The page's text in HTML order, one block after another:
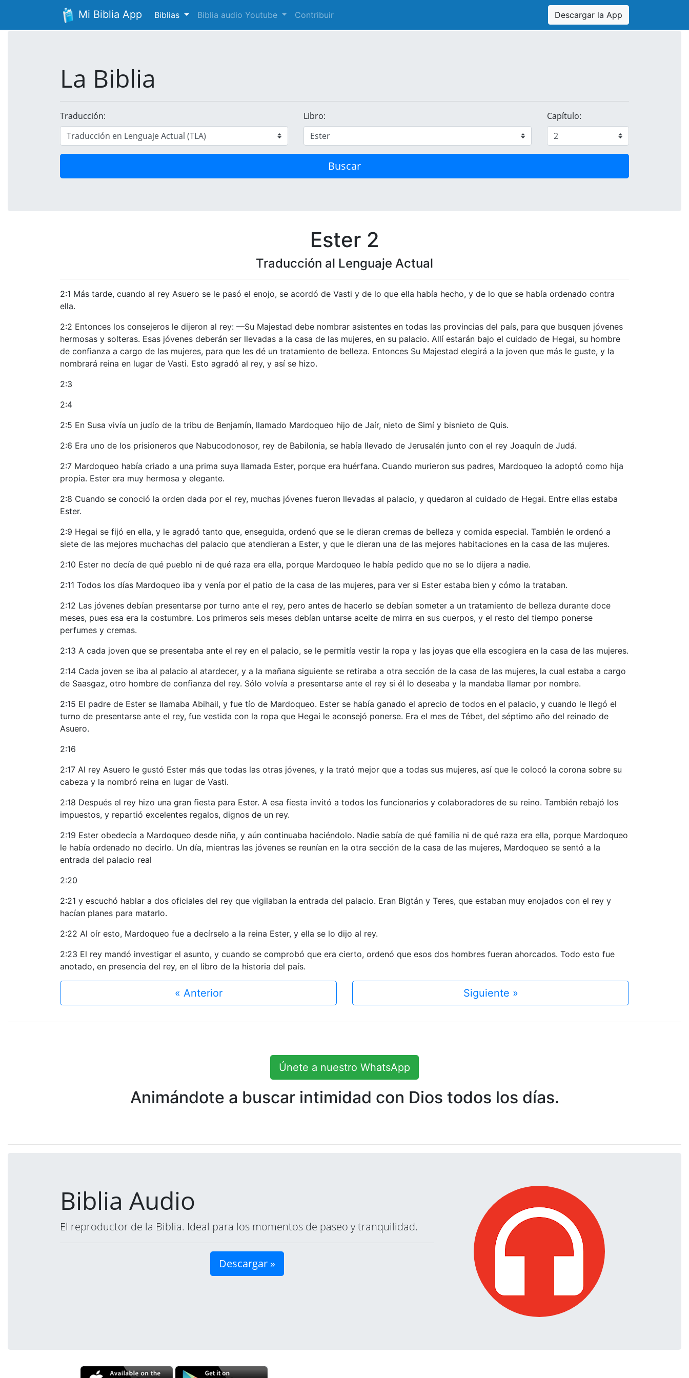
Mi Biblia App Biblias Biblia audio Youtube Contribuir Descargar la App
La Biblia
Traducción: Libro: Capítulo:
Buscar
Ester 2
Traducción al Lenguaje Actual
2:1 Más tarde, cuando al rey Asuero se le pasó el enojo, se acordó de Vasti y de lo que ella había hecho, y de lo que se había ordenado contra
ella.
2:2 Entonces los consejeros le dijeron al rey: —Su Majestad debe nombrar asistentes en todas las provincias del país, para que busquen jóvenes
hermosas y solteras. Esas jóvenes deberán ser llevadas a la casa de las mujeres, en su palacio. Allí estarán bajo el cuidado de Hegai, su hombre
de confianza a cargo de las mujeres, para que les dé un tratamiento de belleza. Entonces Su Majestad elegirá a la joven que más le guste, y la
nombrará reina en lugar de Vasti. Esto agradó al rey, y así se hizo.
2:3
2:4
2:5 En Susa vivía un judío de la tribu de Benjamín, llamado Mardoqueo hijo de Jaír, nieto de Simí y bisnieto de Quis.
2:6 Era uno de los prisioneros que Nabucodonosor, rey de Babilonia, se había llevado de Jerusalén junto con el rey Joaquín de Judá.
2:7 Mardoqueo había criado a una prima suya llamada Ester, porque era huérfana. Cuando murieron sus padres, Mardoqueo la adoptó como hija
propia. Ester era muy hermosa y elegante.
2:8 Cuando se conoció la orden dada por el rey, muchas jóvenes fueron llevadas al palacio, y quedaron al cuidado de Hegai. Entre ellas estaba
Ester.
2:9 Hegai se fijó en ella, y le agradó tanto que, enseguida, ordenó que se le dieran cremas de belleza y comida especial. También le ordenó a
siete de las mejores muchachas del palacio que atendieran a Ester, y que le dieran una de las mejores habitaciones en la casa de las mujeres.
2:10 Ester no decía de qué pueblo ni de qué raza era ella, porque Mardoqueo le había pedido que no se lo dijera a nadie.
2:11 Todos los días Mardoqueo iba y venía por el patio de la casa de las mujeres, para ver si Ester estaba bien y cómo la trataban.
2:12 Las jóvenes debían presentarse por turno ante el rey, pero antes de hacerlo se debían someter a un tratamiento de belleza durante doce
meses, pues esa era la costumbre. Los primeros seis meses debían untarse aceite de mirra en sus cuerpos, y el resto del tiempo ponerse
perfumes y cremas.
2:13 A cada joven que se presentaba ante el rey en el palacio, se le permitía vestir la ropa y las joyas que ella escogiera en la casa de las mujeres.
2:14 Cada joven se iba al palacio al atardecer, y a la mañana siguiente se retiraba a otra sección de la casa de las mujeres, la cual estaba a cargo
de Saasgaz, otro hombre de confianza del rey. Sólo volvía a presentarse ante el rey si él lo deseaba y la mandaba llamar por nombre.
2:15 El padre de Ester se llamaba Abihail, y fue tío de Mardoqueo. Ester se había ganado el aprecio de todos en el palacio, y cuando le llegó el
turno de presentarse ante el rey, fue vestida con la ropa que Hegai le aconsejó ponerse. Era el mes de Tébet, del séptimo año del reinado de
Asuero.
2:16
2:17 Al rey Asuero le gustó Ester más que todas las otras jóvenes, y la trató mejor que a todas sus mujeres, así que le colocó la corona sobre su
cabeza y la nombró reina en lugar de Vasti.
2:18 Después el rey hizo una gran fiesta para Ester. A esa fiesta invitó a todos los funcionarios y colaboradores de su reino. También rebajó los
impuestos, y repartió excelentes regalos, dignos de un rey.
2:19 Ester obedecía a Mardoqueo desde niña, y aún continuaba haciéndolo. Nadie sabía de qué familia ni de qué raza era ella, porque Mardoqueo
le había ordenado no decirlo. Un día, mientras las jóvenes se reunían en la otra sección de la casa de las mujeres, Mardoqueo se sentó a la
entrada del palacio real
2:20
2:21 y escuchó hablar a dos oficiales del rey que vigilaban la entrada del palacio. Eran Bigtán y Teres, que estaban muy enojados con el rey y
hacían planes para matarlo.
2:22 Al oír esto, Mardoqueo fue a decírselo a la reina Ester, y ella se lo dijo al rey.
2:23 El rey mandó investigar el asunto, y cuando se comprobó que era cierto, ordenó que esos dos hombres fueran ahorcados. Todo esto fue
anotado, en presencia del rey, en el libro de la historia del país.
« Anterior Siguiente »
Únete a nuestro WhatsApp
Animándote a buscar intimidad con Dios todos los días.
Biblia Audio
El reproductor de la Biblia. Ideal para los momentos de paseo y tranquilidad.
Descargar »